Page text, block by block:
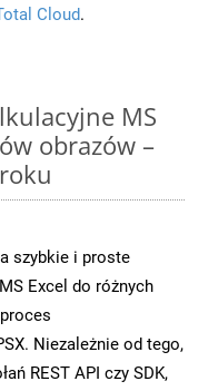
Cloud.
MS
obrazów –
szybkie i proste
Excel do różnych
Niezależnie od tego,
REST API czy SDK,